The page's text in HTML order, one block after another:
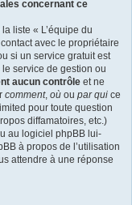
concernant ce
liste « L’équipe du
avec le propriétaire
si un service gratuit est
service de gestion ou
aucun contrôle et ne
comment, où ou par qui ce
pour toute question
diffamatoires, etc.)
au logiciel phpBB lui-
à propos de l’utilisation
attendre à une réponse